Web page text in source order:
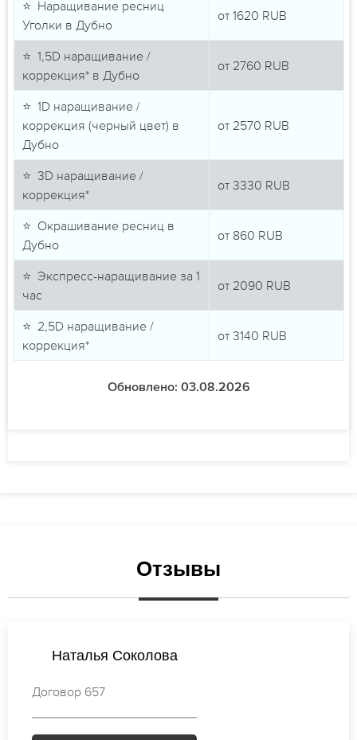
⭐ Наращивание ресниц
Уголки в Дубно
от 1620 RUB
⭐ 1,5D наращивание /
коррекция* в Дубно
от 2760 RUB
⭐ 1D наращивание /
коррекция (черный цвет) в
Дубно
от 2570 RUB
⭐ 3D наращивание /
коррекция*
от 3330 RUB
⭐ Окрашивание ресниц в
Дубно
от 860 RUB
⭐ Экспресс-наращивание за 1
час
от 2090 RUB
⭐ 2,5D наращивание /
коррекция*
от 3140 RUB
Обновлено: 03.08.2026
Отзывы
Валентина Михайлова
Договор 861